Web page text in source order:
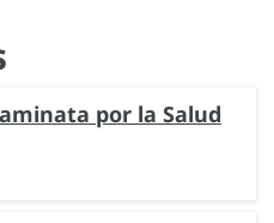
por la Salud